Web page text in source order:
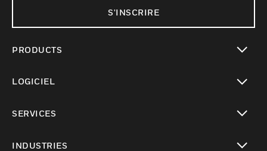
S'INSCRIRE
PRODUCTS
LOGICIEL
SERVICES
INDUSTRIES